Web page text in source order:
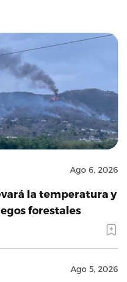
Ago 6, 2026
la temperatura y
forestales
Ago 5, 2026